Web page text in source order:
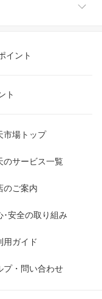
イント
ト
市場トップ
のサービス一覧
のご案内
･安全の取り組み
用ガイド
プ・問い合わせ